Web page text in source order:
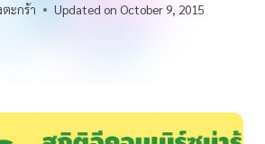
ะกร้า Updated on October 9, 2015